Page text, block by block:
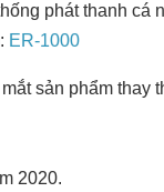
phát thanh cá
ER-1000
sản phẩm thay
2020.